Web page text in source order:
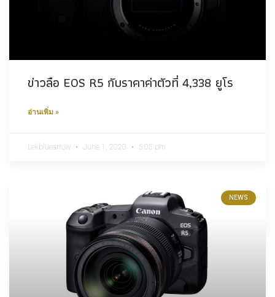
ข่าวลือ EOS R5 กับราคาค่าตัวที่ 4,338 ยูโร
อ่านเพิ่ม »
Lekbluearrow June 1, 2020 5:05 pm
NEWS